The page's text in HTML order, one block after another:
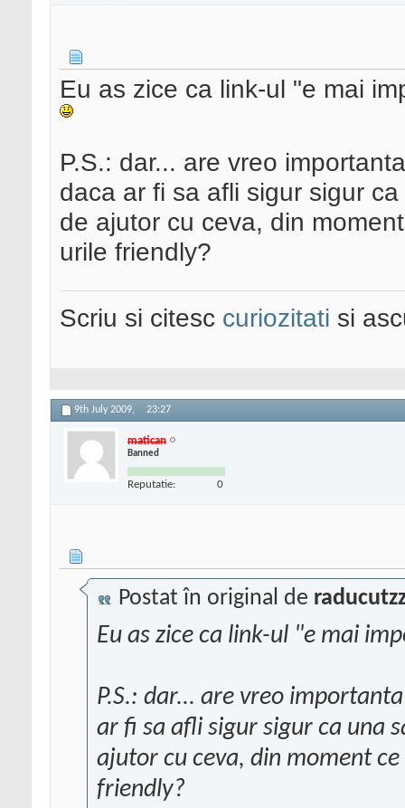
Eu as zice ca link-ul "e mai
P.S.: dar... are vreo
daca ar fi sa afli sigur sigur
de ajutor cu ceva, din
urile friendly?
Scriu si citesc curiozitati si
9th July 2009, 23:27
matican
Banned
Reputatie: 0
Postat în original de
Eu as zice ca link-ul "e mai
P.S.: dar... are vreo
ar fi sa afli sigur sigur ca una
ajutor cu ceva, din moment
friendly?